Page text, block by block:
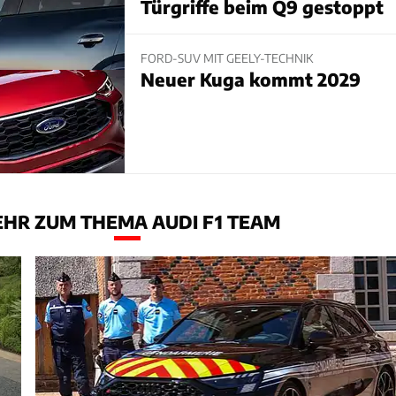
Türgriffe beim Q9 gestoppt
FORD-SUV MIT GEELY-TECHNIK
Neuer Kuga kommt 2029
ZUM THEMA AUDI F1 TEAM